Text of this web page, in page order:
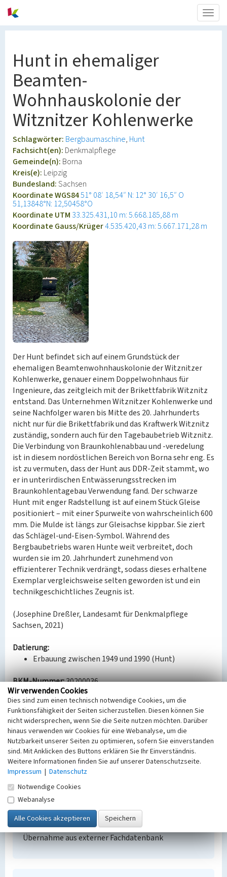
Hunt in ehemaliger
Beamten-
Wohnhauskolonie der
Witznitzer Kohlenwerke
Schlagwörter: Bergbaumaschine Hunt
Fachsicht(en): Denkmalpflege
Gemeinde(n): Borna
Kreis(e): Leipzig
Bundesland:Sachsen
Koordinate WGS8451° 08′ 18,54″ N: 12° 30′ 16,5″ O
51,13848°N: 12,50458°O
Koordinate UTM 33.325.431,10 m: 5.668.185,88 m
Koordinate Gauss/Krüger4.535.420,43 m: 5.667.171,28 m
Der Hunt befindet sich auf einem Grundstück der
ehemaligen Beamtenwohnhauskolonie der Witznitzer
Kohlenwerke, genauer einem Doppelwohnhaus für
Ingenieure, das zeitgleich mit der Brikettfabrik Witznitz
entstand. Das Unternehmen Witznitzer Kohlenwerke und
seine Nachfolger waren bis Mitte des 20. Jahrhunderts
nicht nur für die Brikettfabrik und das Kraftwerk Witznitz
zuständig, sondern auch für den Tagebaubetrieb Witznitz.
Die Verbindung von Braunkohlenabbau und -veredelung
ist in diesem nordöstlichen Bereich von Borna sehr eng. Es
ist zu vermuten, dass der Hunt aus DDR-Zeit stammt, wo
er in unterirdischen Entwässerungsstrecken im
Braunkohlentagebau Verwendung fand. Der schwarze
Hunt mit enger Radstellung ist auf einem Stück Gleise
positioniert – mit einer Spurweite von wahrscheinlich 600
mm. Die Mulde ist längs zur Gleisachse kippbar. Sie ziert
das Schlägel-und-Eisen-Symbol. Während des
Bergbaubetriebs waren Hunte weit verbreitet, doch
wurden sie im 20. Jahrhundert zunehmend von
effizienterer Technik verdrängt, sodass dieses erhaltene
Exemplar vergleichsweise selten geworden ist und ein
technikgeschichtliches Zeugnis ist.
(Josephine Dreßler, Landesamt für Denkmalpflege
Sachsen, 2021)
Datierung:
Erbauung zwischen 1949 und 1990 (Hunt)
BKM-Nummer:30200036
Hunt in ehemaliger Beamten-Wohnhauskolonie
der Witznitzer Kohlenwerke
Schlagwörter
Bergbaumaschine Hunt
Ort
Borna
Fachsicht(en)
Denkmalpflege
Erfassungsmaßstab
Keine Angabe
Erfassungsmethode
Übernahme aus externer Fachdatenbank
Wir verwenden Cookies
Dies sind zum einen technisch notwendige Cookies, um die
Funktionsfähigkeit der Seiten sicherzustellen. Diesen können Sie
nicht widersprechen, wenn Sie die Seite nutzen möchten. Darüber
hinaus verwenden wir Cookies für eine Webanalyse, um die
Nutzbarkeit unserer Seiten zu optimieren, sofern Sie einverstanden
sind. Mit Anklicken des Buttons erklären Sie Ihr Einverständnis.
Weitere Informationen finden Sie auf unserer Datenschutzseite.
Impressum | Datenschutz
Notwendige Cookies
Webanalyse